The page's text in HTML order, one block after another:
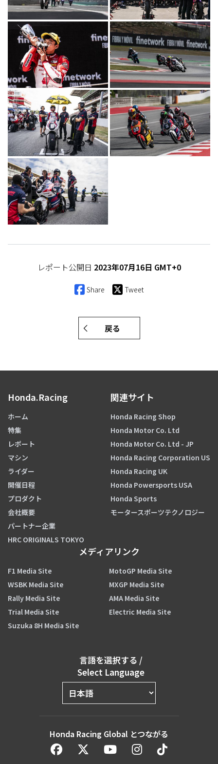
レポート公開日 2023年07月16日 GMT+0
Share Tweet
戻る
Honda.Racing
ホーム
特集
レポート
マシン
ライダー
開催日程
プロダクト
会社概要
パートナー企業
HRC ORIGINALS TOKYO
関連サイト
Honda Racing Shop
Honda Motor Co. Ltd
Honda Motor Co. Ltd - JP
Honda Racing Corporation US
Honda Racing UK
Honda Powersports USA
Honda Sports
モータースポーツテクノロジー
メディアリンク
F1 Media Site
MotoGP Media Site
WSBK Media Site
MXGP Media Site
Rally Media Site
AMA Media Site
Trial Media Site
Electric Media Site
Suzuka 8H Media Site
言語を選択する /
Select Language
Honda Racing Global とつながる